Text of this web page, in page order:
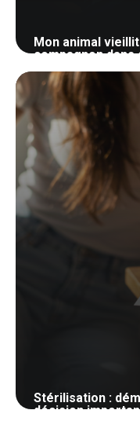
Mon animal
compagnon dans
23 mai 2026
Stérilisation :
décision